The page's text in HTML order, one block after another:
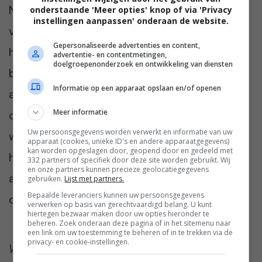
Naast het kliksysteem hebben alle bartafels
van NJOJ ook voetsteunen en haken onder
het blad. Dat maakt het hangen aan de
bartafels zo gezellig. Je handtas of jas heb je
altijd in de buurt. Hartstikke handig! NJOJ
ontwerpt en produceert in Nederland, en
werkt alleen met aluminium en Europese
houtsoorten. Hierdoor zijn de meubels niet
alleen van uitstekende kwaliteit maar ook
duurzaam en milieubewust.
Wat vind jij van deze mooie bartafels? Is dit
onderstaande 'Meer opties' knop of via 'Privacy
instellingen aanpassen' onderaan de website.
Gepersonaliseerde advertenties en content,
advertentie- en contentmetingen,
doelgroepenonderzoek en ontwikkeling van diensten
Informatie op een apparaat opslaan en/of openen
Meer informatie
Uw persoonsgegevens worden verwerkt en informatie van uw
apparaat (cookies, unieke ID's en andere apparaatgegevens)
kan worden opgeslagen door, geopend door en gedeeld met
332 partners of specifiek door deze site worden gebruikt. Wij
en onze partners kunnen precieze geolocatiegegevens
gebruiken. Lijst met partners.
Bepaalde leveranciers kunnen uw persoonsgegevens
verwerken op basis van gerechtvaardigd belang. U kunt
hiertegen bezwaar maken door uw opties hieronder te
beheren. Zoek onderaan deze pagina of in het sitemenu naar
een link om uw toestemming te beheren of in te trekken via de
privacy- en cookie-instellingen.